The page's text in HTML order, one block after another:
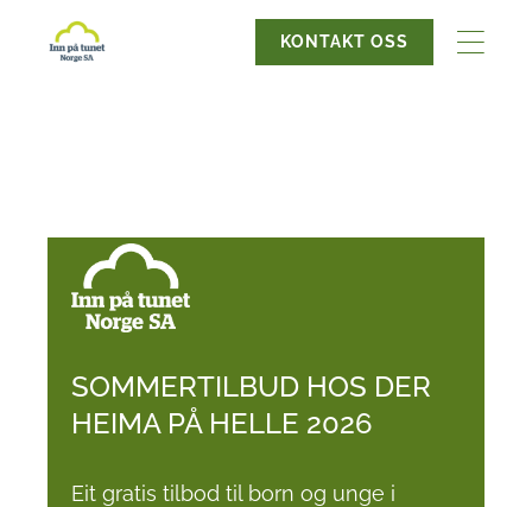
KONTAKT OSS
SOMMERTILBUD HOS DER
HEIMA PÅ HELLE 2026
Eit gratis tilbod til born og unge i